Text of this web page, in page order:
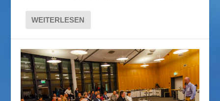
WEITERLESEN